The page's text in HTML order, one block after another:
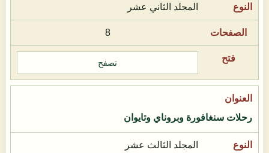
المجلد الثاني عشر
8
تصفح
رحلات سنغافورة وبروناي وتايوان
المجلد الثالث عشر